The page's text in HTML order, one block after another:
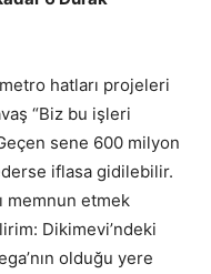
hatları projeleri
“Biz bu işleri
sene 600 milyon
iflasa gidilebilir.
memnun etmek
Dikimevi’ndeki
olduğu yere